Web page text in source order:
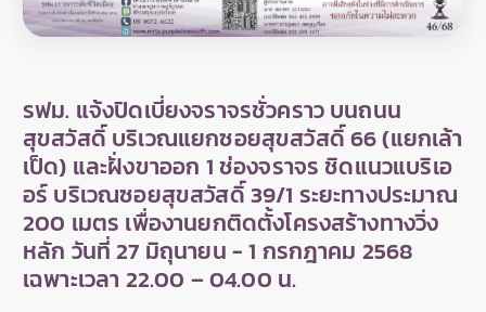
รฟม. แจ้งปิดเบี่ยงจราจรชั่วคราว บนถนน
สุขสวัสดิ์ บริเวณแยกซอยสุขสวัสดิ์ 66 (แยกเล้า
เป็ด) และฝั่งขาออก 1 ช่องจราจร ชิดแนวแบริเอ
อร์ บริเวณซอยสุขสวัสดิ์ 39/1 ระยะทางประมาณ
200 เมตร เพื่องานยกติดตั้งโครงสร้างทางวิ่ง
หลัก วันที่ 27 มิถุนายน - 1 กรกฎาคม 2568
เฉพาะเวลา 22.00 – 04.00 น.